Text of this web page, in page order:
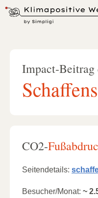
Zum
Inhalt
Impact-Beitrag
CO2-
Seitendetails:
Besucher/Monat: ~